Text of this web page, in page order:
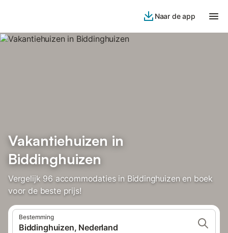
Naar de app
Vakantiehuizen in
Biddinghuizen
Vergelijk 96 accommodaties in Biddinghuizen en boek
voor de beste prijs!
Bestemming
Biddinghuizen, Nederland